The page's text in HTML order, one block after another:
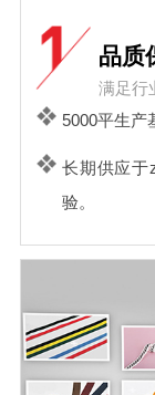
品质
满足行
5000平生产
长期供应于
验。